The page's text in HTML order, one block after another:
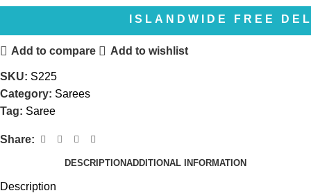
ISLANDWIDE FREE
Add to compare Add to wishlist
SKU: S225
Category: Sarees
Tag: Saree
Share:
DESCRIPTIONADDITIONAL INFORMATION
Description